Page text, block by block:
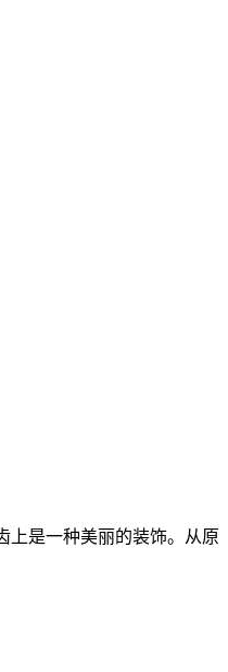
是一种美丽的装饰。从原